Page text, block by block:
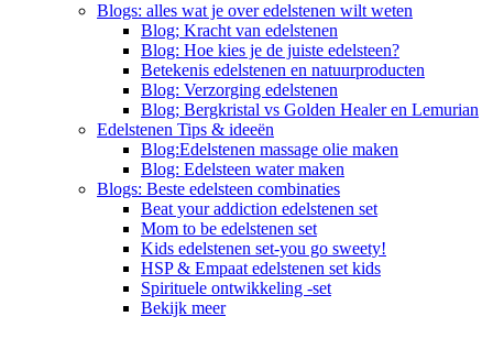
Blogs: alles wat je over edelstenen wilt weten
Blog; Kracht van edelstenen
Blog: Hoe kies je de juiste edelsteen?
Betekenis edelstenen en natuurproducten
Blog: Verzorging edelstenen
Blog; Bergkristal vs Golden Healer en Lemurian
Edelstenen Tips & ideeën
Blog:Edelstenen massage olie maken
Blog: Edelsteen water maken
Blogs: Beste edelsteen combinaties
Beat your addiction edelstenen set
Mom to be edelstenen set
Kids edelstenen set-you go sweety!
HSP & Empaat edelstenen set kids
Spirituele ontwikkeling -set
Bekijk meer